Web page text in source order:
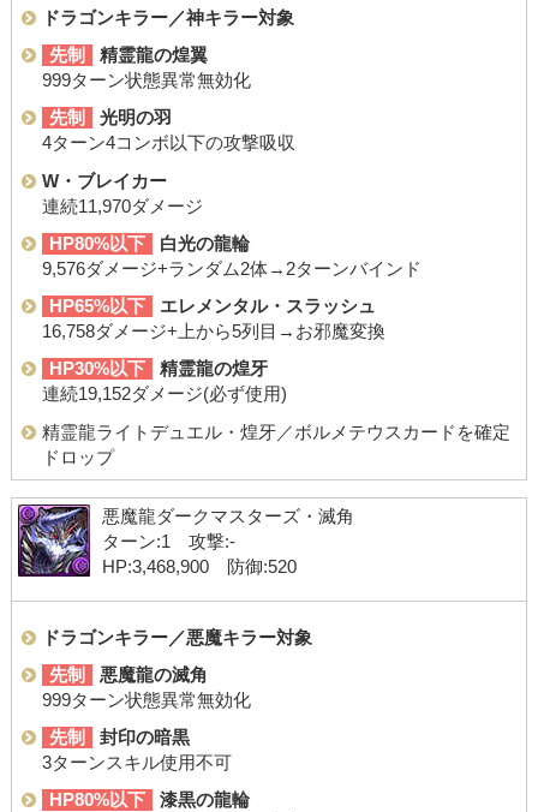
ドラゴンキラー／神キラー対象
先制
精霊龍の煌翼
999ターン状態異常無効化
先制
光明の羽
4ターン4コンボ以下の攻撃吸収
W・ブレイカー
連続11,970ダメージ
HP80%以下
白光の龍輪
9,576ダメージ+ランダム2体→2ターンバインド
HP65%以下
エレメンタル・スラッシュ
16,758ダメージ+上から5列目→お邪魔変換
HP30%以下
精霊龍の煌牙
連続19,152ダメージ(必ず使用)
精霊龍ライトデュエル・煌牙／ボルメテウスカードを確定
ドロップ
悪魔龍ダークマスターズ・滅角
ターン:1 攻撃:-
HP:3,468,900 防御:520
ドラゴンキラー／悪魔キラー対象
先制
悪魔龍の滅角
999ターン状態異常無効化
先制
封印の暗黒
3ターンスキル使用不可
HP80%以下
漆黒の龍輪